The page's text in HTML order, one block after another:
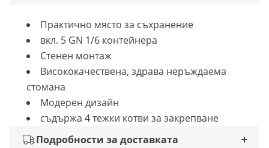
Практично място за съхранение
вкл. 5 GN 1/6 контейнера
Стенен монтаж
Висококачествена, здрава неръждаема
стомана
Модерен дизайн
съдържа 4 тежки котви за закрепване
Подробности за доставката